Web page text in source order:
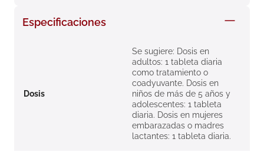
Especificaciones
Dosis
Se sugiere: Dosis en
adultos: 1 tableta diaria
como tratamiento o
coadyuvante. Dosis en
niños de más de 5 años y
adolescentes: 1 tableta
diaria. Dosis en mujeres
embarazadas o madres
lactantes: 1 tableta diaria.